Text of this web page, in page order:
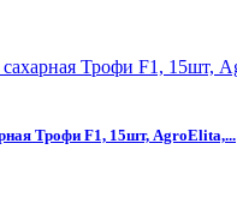
Трофи F1, 15шт, AgroElita,...